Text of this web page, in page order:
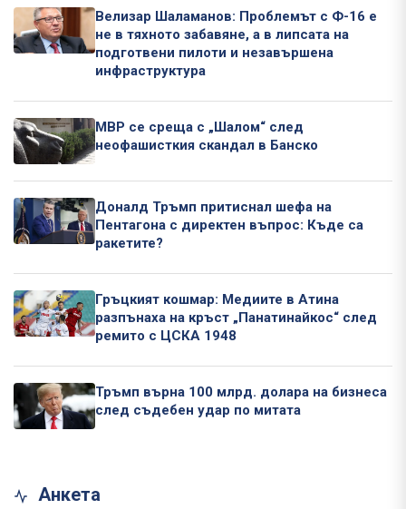
Велизар Шаламанов: Проблемът с Ф-16 е
не в тяхното забавяне, а в липсата на
подготвени пилоти и незавършена
инфраструктура
МВР се среща с „Шалом“ след
неофашисткия скандал в Банско
Доналд Тръмп притиснал шефа на
Пентагона с директен въпрос: Къде са
ракетите?
Гръцкият кошмар: Медиите в Атина
разпънаха на кръст „Панатинайкос“ след
ремито с ЦСКА 1948
Тръмп върна 100 млрд. долара на бизнеса
след съдебен удар по митата
Анкета